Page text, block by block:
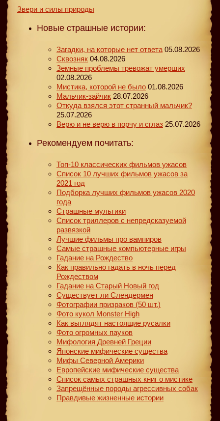
Звери и силы природы
Новые страшные истории:
Загадки, на которые нет ответа 05.08.2026
Сквозняк 04.08.2026
Земные проблемы тревожат умерших
02.08.2026
Мистика, которой не было 01.08.2026
Мальчик-зайчик 28.07.2026
Откуда взялся этот странный мальчик?
25.07.2026
Верю и не верю в порчу и сглаз 25.07.2026
Рекомендуем почитать:
Топ-10 классических фильмов ужасов
Список 10 лучших фильмов ужасов за
2021 год
Подборка лучших фильмов ужасов 2020
года
Страшные мультики
Список триллеров с непредсказуемой
развязкой
Лучшие фильмы про вампиров
Самые страшные компьютерные игры
Гадание на Рождество
Как правильно гадать в ночь перед
Рождеством
Гадание на Старый Новый год
Существует ли Слендермен
Фотографии призраков (50 шт.)
Фото кукол Monster High
Как выглядят настоящие русалки
Фото огромных пауков
Мифология Древней Греции
Японские мифические существа
Мифы Северной Америки
Европейские мифические существа
Список самых страшных книг о мистике
Запрещённые породы агрессивных собак
Правдивые жизненные истории